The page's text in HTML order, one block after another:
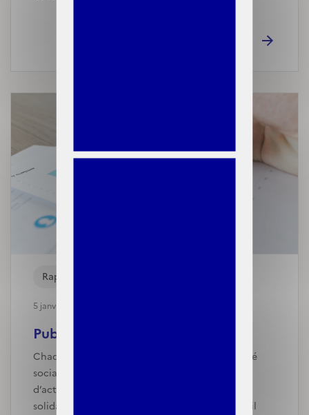
Rapports
5 janvier, 2025
Publication du rapport annuel...
Chaque année, le ministre chargé de la sécurité
sociale transmet au parlement un rapport
d’activité consacré à la complémentaire santé
solidaire (C2S). Ce document constitue un outil